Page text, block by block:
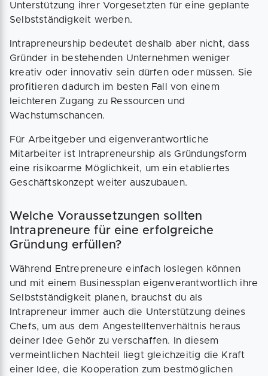
Unterstützung ihrer Vorgesetzten für eine geplante
Selbstständigkeit werben.
Intrapreneurship bedeutet deshalb aber nicht, dass
Gründer in bestehenden Unternehmen weniger
kreativ oder innovativ sein dürfen oder müssen. Sie
profitieren dadurch im besten Fall von einem
leichteren Zugang zu Ressourcen und
Wachstumschancen.
Für Arbeitgeber und eigenverantwortliche
Mitarbeiter ist Intrapreneurship als Gründungsform
eine risikoarme Möglichkeit, um ein etabliertes
Geschäftskonzept weiter auszubauen.
Welche Voraussetzungen sollten
Intrapreneure für eine erfolgreiche
Gründung erfüllen?
Während Entrepreneure einfach loslegen können
und mit einem Businessplan eigenverantwortlich ihre
Selbstständigkeit planen, brauchst du als
Intrapreneur immer auch die Unterstützung deines
Chefs, um aus dem Angestelltenverhältnis heraus
deiner Idee Gehör zu verschaffen. In diesem
vermeintlichen Nachteil liegt gleichzeitig die Kraft
einer Idee, die Kooperation zum bestmöglichen